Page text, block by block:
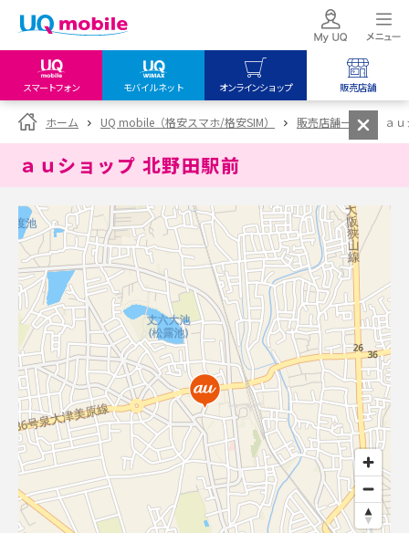
スマートフォン モバイルネット オンラインショップ 販売店舗
my UQ WiMAX
UQ WiMAX ご契約の方
My UQ mobile
UQ mobile
データチャージサイト
UQ mobile
オンラインショップ
UQ WiMAX
UQ mobile
販売店舗
UQ WiMAX
ホーム UQ mobile（格安スマホ/格安SIM） 販売店舗一覧 ａ
ａｕショップ 北野田駅前